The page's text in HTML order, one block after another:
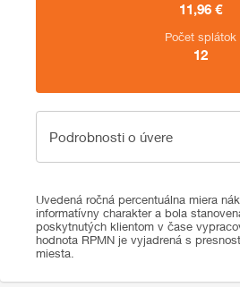
11,96 €
Počet splátok
12
Podrobnosti o úvere
Podrobnosti o úvere
Uvedená ročná percentuálna miera
informatívny charakter a bola
poskytnutých klientom v čase
hodnota RPMN je vyjadrená s
miesta.